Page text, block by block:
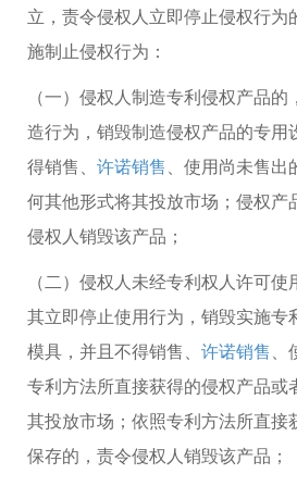
立，责令侵权人立即停止侵权行为
施制止侵权行为：
（一）侵权人制造专利侵权产品
造行为，销毁制造侵权产品的专用
得销售、 许诺销售 、使用尚未售
何其他形式将其投放市场；侵权产
侵权人销毁该产品；
（二）侵权人未经专利权人许可
其立即停止使用行为，销毁实施专
模具，并且不得销售、 许诺销售
专利方法所直接获得的侵权产品或
其投放市场；依照专利方法所直接
保存的，责令侵权人销毁该产品；